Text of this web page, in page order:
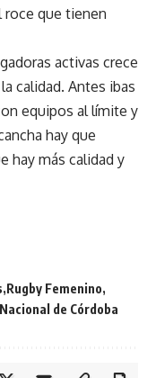
roce que tienen
activas crece
calidad. Antes ibas
equipos al límite y
hay que
hay más calidad y
Rugby Femenino
de Córdoba